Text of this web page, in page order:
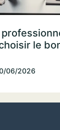
le
06/2026